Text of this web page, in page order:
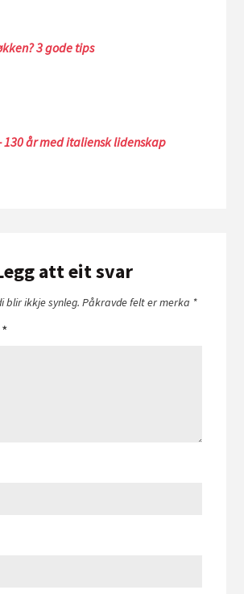
3 gode tips
130 år med italiensk lidenskap
att eit svar
blir ikkje synleg. Påkravde felt er merka *
*